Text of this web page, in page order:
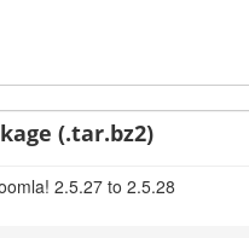
(.tar.bz2)
2.5.27 to 2.5.28